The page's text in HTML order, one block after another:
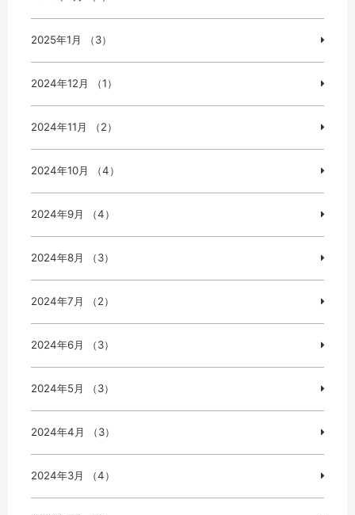
2025年1月 （3）
2024年12月 （1）
2024年11月 （2）
2024年10月 （4）
2024年9月 （4）
2024年8月 （3）
2024年7月 （2）
2024年6月 （3）
2024年5月 （3）
2024年4月 （3）
2024年3月 （4）